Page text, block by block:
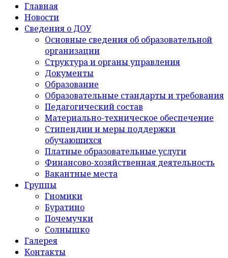
Главная
Новости
Сведения о ДОУ
Основные сведения об образовательной
организации
Структура и органы управления
Документы
Образование
Образовательные стандарты и требования
Педагогический состав
Материально-техническое обеспечение
Стипендии и меры поддержки
обучающихся
Платные образовательные услуги
Финансово-хозяйственная деятельность
Вакантные места
Группы
Гномики
Буратино
Почемучки
Солнышко
Галерея
Контакты